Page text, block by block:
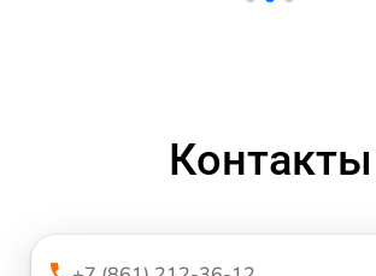
Контакты